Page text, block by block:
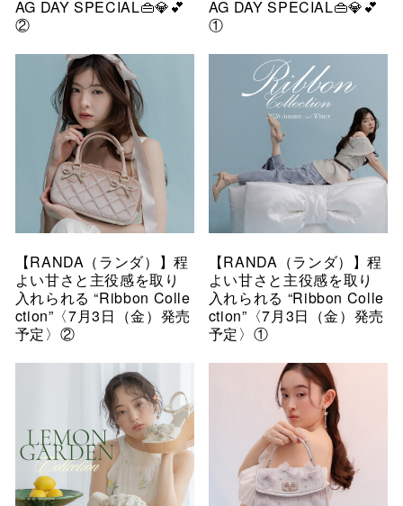
AG DAY SPECIAL👜💎💕
②
AG DAY SPECIAL👜💎💕
①
【RANDA（ランダ）】程
よい甘さと主役感を取り
入れられる “Ribbon Colle
ction”〈7月3日（金）発売
予定〉②
【RANDA（ランダ）】程
よい甘さと主役感を取り
入れられる “Ribbon Colle
ction”〈7月3日（金）発売
予定〉①